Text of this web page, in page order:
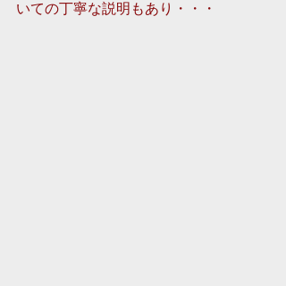
いての丁寧な説明もあり・・・